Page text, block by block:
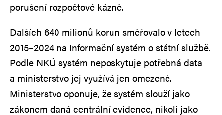
porušení rozpočtové kázně.
Dalších 640 milionů korun směřovalo v letech
2015–2024 na Informační systém o státní službě.
Podle NKÚ systém neposkytuje potřebná data
a ministerstvo jej využívá jen omezeně.
Ministerstvo oponuje, že systém slouží jako
zákonem daná centrální evidence, nikoli jako